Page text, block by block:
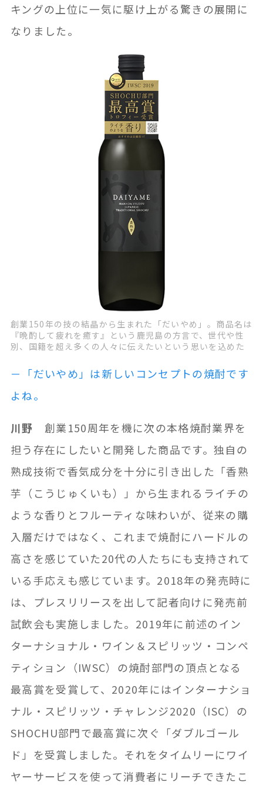
キングの上位に一気に駆け上がる驚きの展開に
なりました。
創業150年の技の結晶から生まれた「だいやめ」。商品名は
『晩酌して疲れを癒す』という鹿児島の方言で、世代や性
別、国籍を超え多くの人々に伝えたいという思いを込めた
－「だいやめ」は新しいコンセプトの焼酎です
よね。
川野 創業150周年を機に次の本格焼酎業界を
担う存在にしたいと開発した商品です。独自の
熟成技術で香気成分を十分に引き出した「香熟
芋（こうじゅくいも）」から生まれるライチの
ような香りとフルーティな味わいが、従来の購
入層だけではなく、これまで焼酎にハードルの
高さを感じていた20代の人たちにも支持されて
いる手応えも感じています。2018年の発売時に
は、プレスリリースを出して記者向けに発売前
試飲会も実施しました。2019年に前述のイン
ターナショナル・ワイン＆スピリッツ・コンペ
ティション（IWSC）の焼酎部門の頂点となる
最高賞を受賞して、2020年にはインターナショ
ナル・スピリッツ・チャレンジ2020（ISC）の
SHOCHU部門で最高賞に次ぐ「ダブルゴール
ド」を受賞しました。それをタイムリーにワイ
ヤーサービスを使って消費者にリーチできたこ